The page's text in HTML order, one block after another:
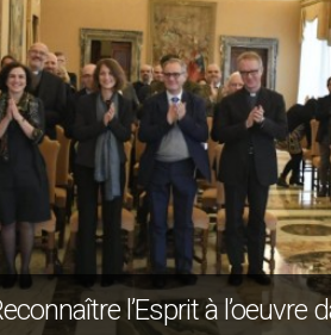
l’Esprit à